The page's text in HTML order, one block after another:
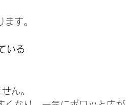
す。
いる
ん。